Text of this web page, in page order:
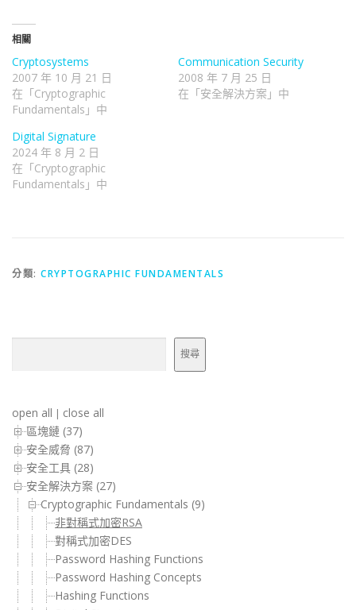
相關
Cryptosystems
2007 年 10 月 21 日
在「Cryptographic
Fundamentals」中
Communication Security
2008 年 7 月 25 日
在「安全解決方案」中
Digital Signature
2024 年 8 月 2 日
在「Cryptographic
Fundamentals」中
分類: CRYPTOGRAPHIC FUNDAMENTALS
搜尋
open all | close all
區塊鏈 (37)
安全威脅 (87)
安全工具 (28)
安全解決方案 (27)
Cryptographic Fundamentals (9)
非對稱式加密RSA
對稱式加密DES
Password Hashing Functions
Password Hashing Concepts
Hashing Functions